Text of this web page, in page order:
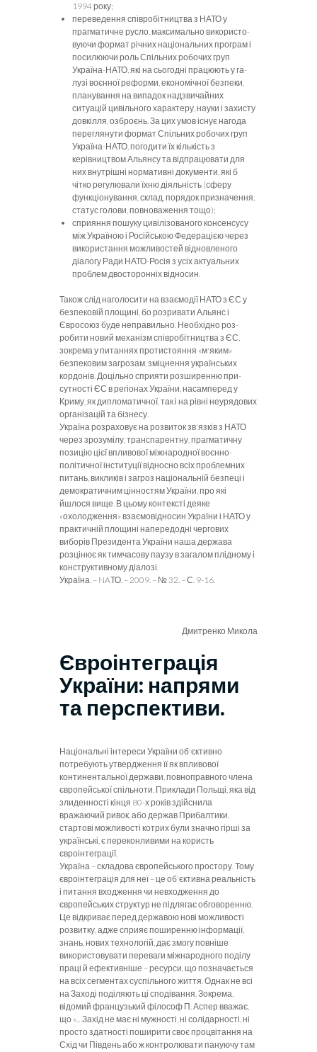
1994 року;
переведення співробітництва з НАТО у
прагматичне русло, максимально використо­
вуючи формат річних національних програм і
посилюючи роль Спільних робочих груп
Україна-НАТО, які на сьогодні працюють у га­
лузі воєнної реформи, економічної безпеки,
планування на випадок надзвичайних
ситуацій цивільного характеру, науки і захисту
довкілля, озброєнь. За цих умов існує нагода
переглянути формат Спільних робочих груп
Україна-НАТО, погодити їх кількість з
керівництвом Альянсу та відпрацювати для
них внутрішні нормативні документи, які б
чітко регулювали їхню діяльність (сферу
функціонування, склад, порядок призначення,
статус голови, повноваження тощо);
сприяння пошуку цивілізованого консен­сусу
між Україною і Російською Федерацією через
використання можливостей відновлено­го
діалогу Ради НАТО-Росія з усіх актуальних
проблем двосторонніх відносин.
Також слід наголосити на взаємодії НАТО з ЄС у
безпековій площині, бо розривати Альянс і
Євросоюз буде неправильно. Необхідно роз­
робити новий механізм співробітництва з ЄС,
зокрема у питаннях протистояння «м'яким»
безпековим загрозам, зміцнення українських
кордонів. Доцільно сприяти розширенню при­
сутності ЄС в регіонах України, насамперед у
Криму, як дипломатичної, так і на рівні неуря­дових
організацій та бізнесу.
Україна розраховує на розвиток зв'язків з НАТО
через зрозумілу, транспарентну, пра­гматичну
позицію цієї впливової міжнародної воєнно-
політичної інституції відносно всіх проблемних
питань, викликів і загроз націо­нальній безпеці і
демократичним цінностям України, про які
йшлося вище. В цьому кон­тексті деяке
«охолодження» взаємовідносин України і НАТО у
практичній площині напере­додні чергових
виборів Президента України наша держава
розцінює як тимчасову паузу в загалом плідному і
конструктивному діалозі.
Україна. – NAТО. – 2009. – № 32. – С. 9-16.
Дмитренко Микола
Євроінтеграція
України: напрями
та перспективи.
Національні інтереси України об'єктивно
потребують утвердження її як впливової
континентальної держави, повноправного члена
європейської спільноти. Приклади Польщі, яка від
злиденності кінця 80-х років здійснила
вражаючий ривок, або держав Прибалтики,
стартові можливості котрих були значно гірші за
українські, є пе­реконливими на користь
євроінтеграції.
Україна – складова європейського простору. Тому
євроінтеграція для неї – це об'єктивна реальність
і пи­тання входження чи невходження до
європейських структур не підлягає обговоренню.
Це відкриває перед державою нові можливості
розвитку, адже сприяє поши­ренню інформації,
знань, нових технологій, дає змогу повніше
використовувати переваги міжнародного поділу
праці й ефективніше – ресурси, що позначається
на всіх сегментах суспільного життя. Однак не всі
на За­ході поділяють ці сподівання. Зокрема,
відомий фран­цузький філософ П. Аспер вважає,
що «…Захід не має ні мужності, ні солідарності, ні
просто здатності поширити своє процвітання на
Схід чи Південь або ж контролювати пануючу там